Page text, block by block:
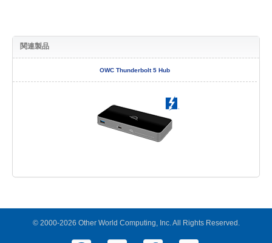
関連製品
OWC Thunderbolt 5 Hub
© 2000-2026 Other World Computing, Inc. All Rights Reserved.